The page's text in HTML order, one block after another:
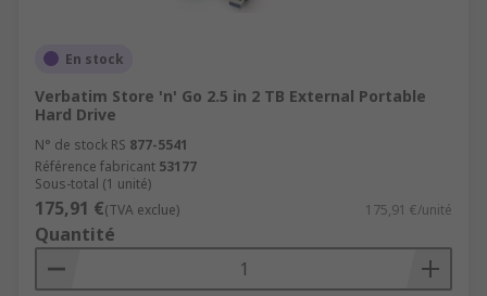
En stock
Verbatim Store 'n' Go 2.5 in 2 TB External Portable
Hard Drive
N° de stock RS 877-5541
Référence fabricant 53177
Sous-total (1 unité)
175,91 €(TVA exclue) 175,91 €/unité
Quantité